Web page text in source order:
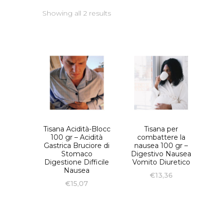
Showing all 2 results
Tisana Acidità-Blocc
100 gr – Acidità
Gastrica Bruciore di
Stomaco
Digestione Difficile
Nausea
€15,07
Tisana per
combattere la
nausea 100 gr –
Digestivo Nausea
Vomito Diuretico
€13,36